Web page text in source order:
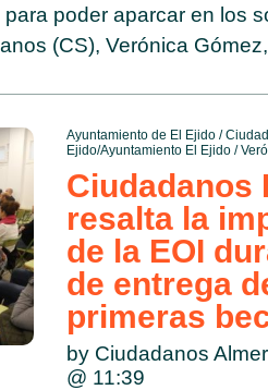
poder aparcar en los
(CS), Verónica
Ayuntamiento de El Ejido/
Ejido/Ayuntamiento El Ejido/
Ciudadanos
resalta la
de la EOI
de entrega
primeras
by Ciudadanos
@ 11:39